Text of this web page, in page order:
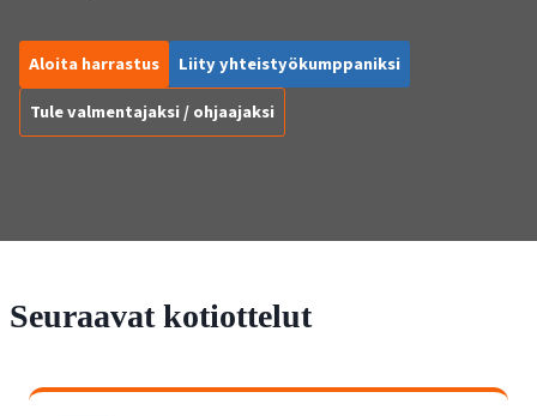
Aloita harrastus
Liity yhteistyökumppaniksi
Tule valmentajaksi / ohjaajaksi
Seuraavat kotiottelut